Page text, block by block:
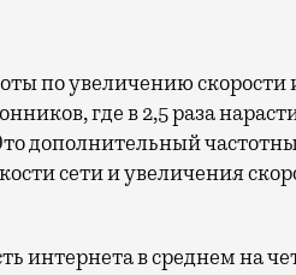
где в 2,5 раза
дополнительный
сети и увеличения
интернета в среднем на